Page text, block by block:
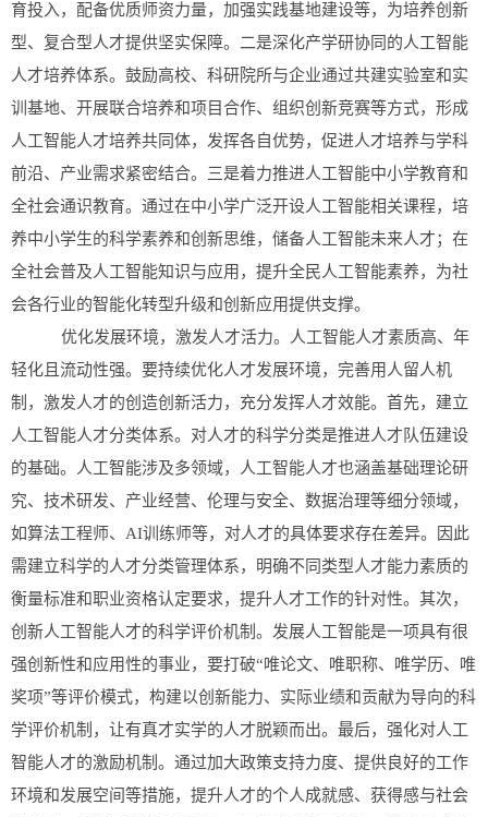
育投入，配备优质师资力量，加强实践基地建设等，为培养创新
型、复合型人才提供坚实保障。二是深化产学研协同的人工智能
人才培养体系。鼓励高校、科研院所与企业通过共建实验室和实
训基地、开展联合培养和项目合作、组织创新竞赛等方式，形成
人工智能人才培养共同体，发挥各自优势，促进人才培养与学科
前沿、产业需求紧密结合。三是着力推进人工智能中小学教育和
全社会通识教育。通过在中小学广泛开设人工智能相关课程，培
养中小学生的科学素养和创新思维，储备人工智能未来人才；在
全社会普及人工智能知识与应用，提升全民人工智能素养，为社
会各行业的智能化转型升级和创新应用提供支撑。
优化发展环境，激发人才活力。人工智能人才素质高、年
轻化且流动性强。要持续优化人才发展环境，完善用人留人机
制，激发人才的创造创新活力，充分发挥人才效能。首先，建立
人工智能人才分类体系。对人才的科学分类是推进人才队伍建设
的基础。人工智能涉及多领域，人工智能人才也涵盖基础理论研
究、技术研发、产业经营、伦理与安全、数据治理等细分领域，
如算法工程师、AI训练师等，对人才的具体要求存在差异。因此
需建立科学的人才分类管理体系，明确不同类型人才能力素质的
衡量标准和职业资格认定要求，提升人才工作的针对性。其次，
创新人工智能人才的科学评价机制。发展人工智能是一项具有很
强创新性和应用性的事业，要打破“唯论文、唯职称、唯学历、唯
奖项”等评价模式，构建以创新能力、实际业绩和贡献为导向的科
学评价机制，让有真才实学的人才脱颖而出。最后，强化对人工
智能人才的激励机制。通过加大政策支持力度、提供良好的工作
环境和发展空间等措施，提升人才的个人成就感、获得感与社会